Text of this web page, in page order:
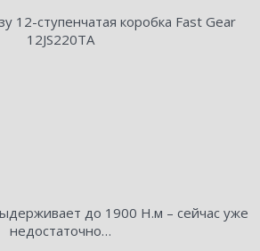
12-ступенчатая коробка Fast Gear
12JS220TA
до 1900 Н.м – сейчас уже
недостаточно…